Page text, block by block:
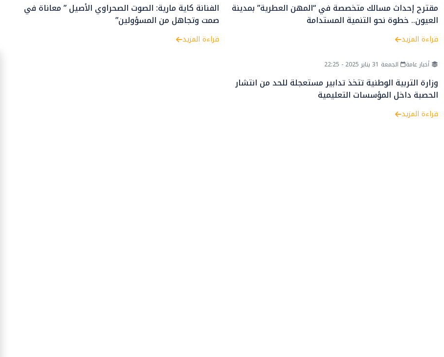
مقترح إحداث مسالك متخصصة في “المهن العطرية” بمدينة
العيون.. خطوة نحو التنمية المستدامة
قراءة المزيد
الفنانة كاية مارية: الصوت الصحراوي الأصيل ” معاناة في
صمت وتجاهل من المسؤولين”
قراءة المزيد
أخبار عامة الجمعة 31 يناير 2025 - 22:25
وزارة التربية الوطنية تتخذ تدابير مستعجلة للحد من انتشار
الحصبة داخل المؤسسات التعليمية
قراءة المزيد